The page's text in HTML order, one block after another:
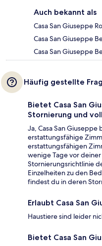
Auch bekannt als
Casa San Giuseppe
Casa San Giuseppe
Casa San Giuseppe
Häufig gestellte
Bietet Casa San
Stornierung und
Ja, Casa San
erstattungsfähige
erstattungsfähigen
wenige Tage vor
Stornierungsrichtlinie
Einzelheiten zu den
findest du in deren
Erlaubt Casa San
Haustiere sind leider
Bietet Casa San